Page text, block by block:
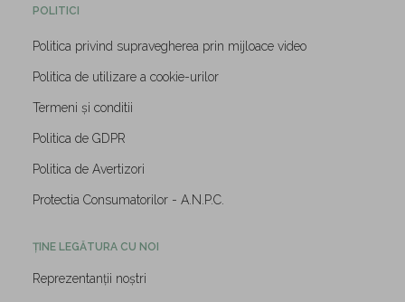
POLITICI
Politica privind supravegherea prin mijloace video
Politica de utilizare a cookie-urilor
Termeni și conditii
Politica de GDPR
Politica de Avertizori
Protectia Consumatorilor - A.N.P.C.
ȚINE LEGĂTURA CU NOI
Reprezentanții noștri